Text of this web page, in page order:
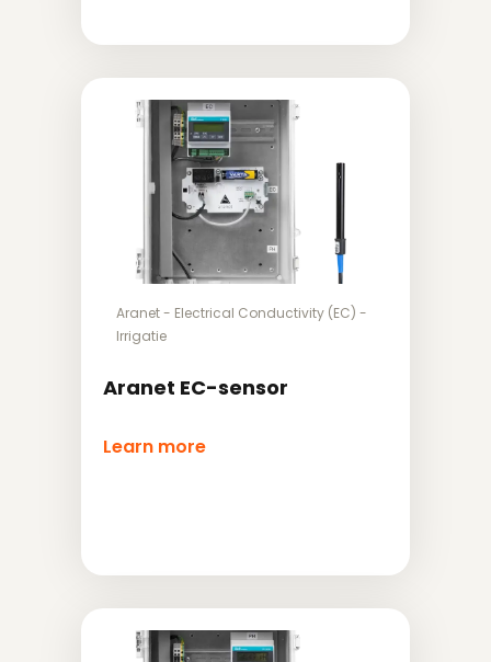
Aranet- Electrical Conductivity (EC) -
Irrigatie
Aranet EC-sensor
Learn more